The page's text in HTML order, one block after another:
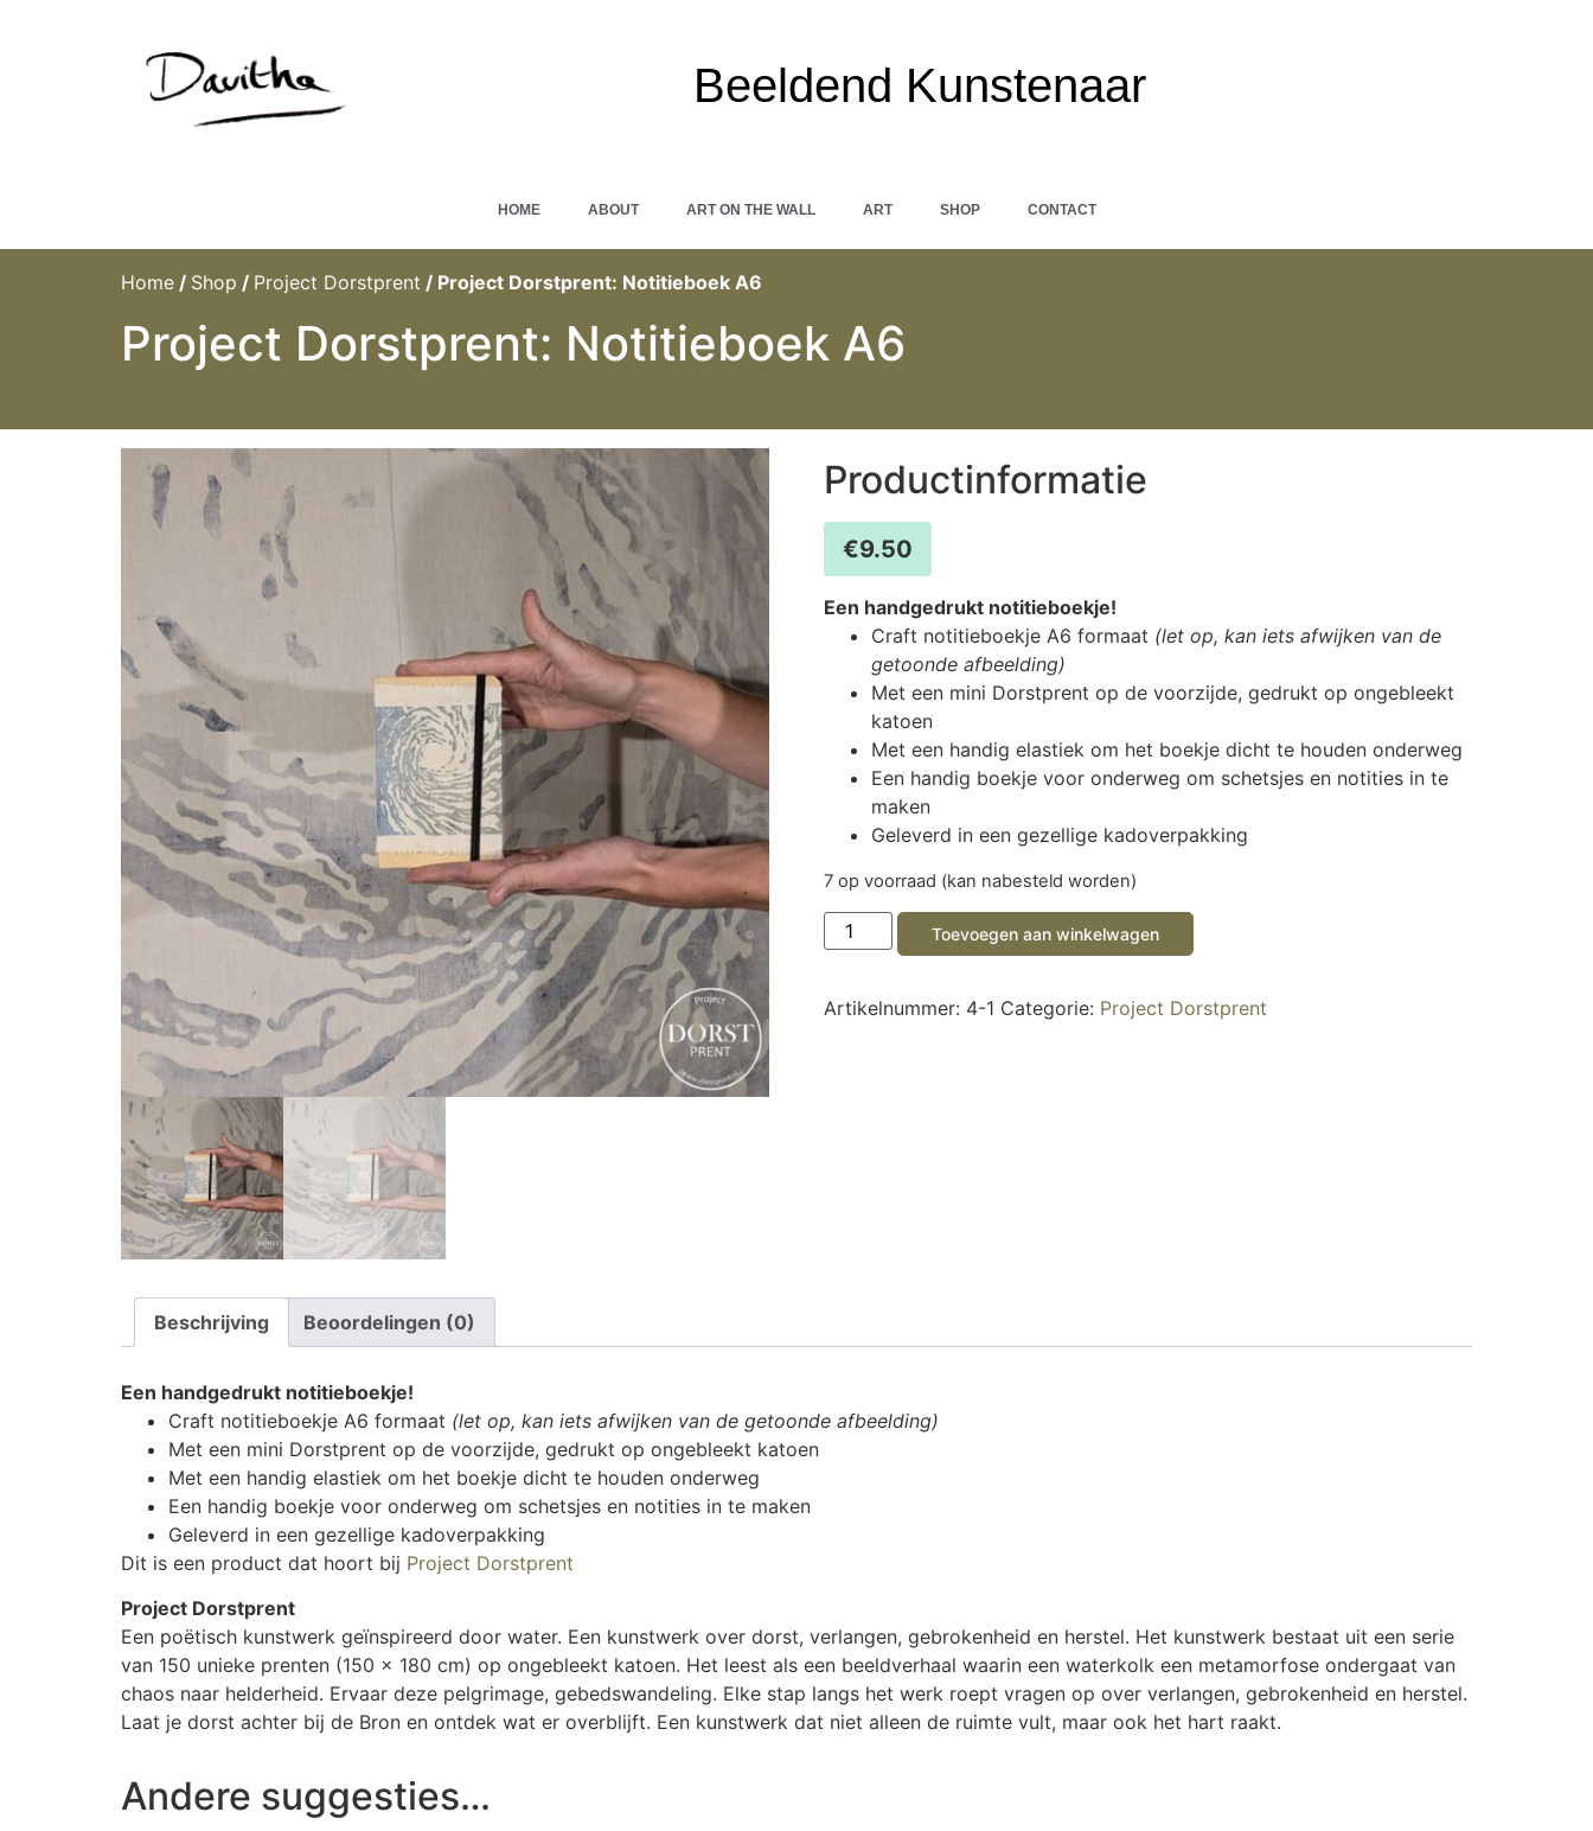
Beeldend Kunstenaar
HOME ABOUT ART ON THE WALL ART SHOP CONTACT
Home / Shop / Project Dorstprent / Project Dorstprent: Notitieboek A6
Project Dorstprent: Notitieboek A6
Productinformatie
€9.50
Een handgedrukt notitieboekje!
Craft notitieboekje A6 formaat (let op, kan iets afwijken van de
getoonde afbeelding)
Met een mini Dorstprent op de voorzijde, gedrukt op ongebleekt
katoen
Met een handig elastiek om het boekje dicht te houden onderweg
Een handig boekje voor onderweg om schetsjes en notities in te
maken
Geleverd in een gezellige kadoverpakking
7 op voorraad (kan nabesteld worden)
Toevoegen aan winkelwagen
Artikelnummer: 4-1 Categorie: Project Dorstprent
Beschrijving Beoordelingen (0)
Een handgedrukt notitieboekje!
Craft notitieboekje A6 formaat (let op, kan iets afwijken van de getoonde afbeelding)
Met een mini Dorstprent op de voorzijde, gedrukt op ongebleekt katoen
Met een handig elastiek om het boekje dicht te houden onderweg
Een handig boekje voor onderweg om schetsjes en notities in te maken
Geleverd in een gezellige kadoverpakking
Dit is een product dat hoort bij Project Dorstprent
Project Dorstprent
Een poëtisch kunstwerk geïnspireerd door water. Een kunstwerk over dorst, verlangen, gebrokenheid en herstel. Het kunstwerk bestaat uit een serie
van 150 unieke prenten (150 x 180 cm) op ongebleekt katoen. Het leest als een beeldverhaal waarin een waterkolk een metamorfose ondergaat van
chaos naar helderheid. Ervaar deze pelgrimage, gebedswandeling. Elke stap langs het werk roept vragen op over verlangen, gebrokenheid en herstel.
Laat je dorst achter bij de Bron en ontdek wat er overblijft. Een kunstwerk dat niet alleen de ruimte vult, maar ook het hart raakt.
Andere suggesties…